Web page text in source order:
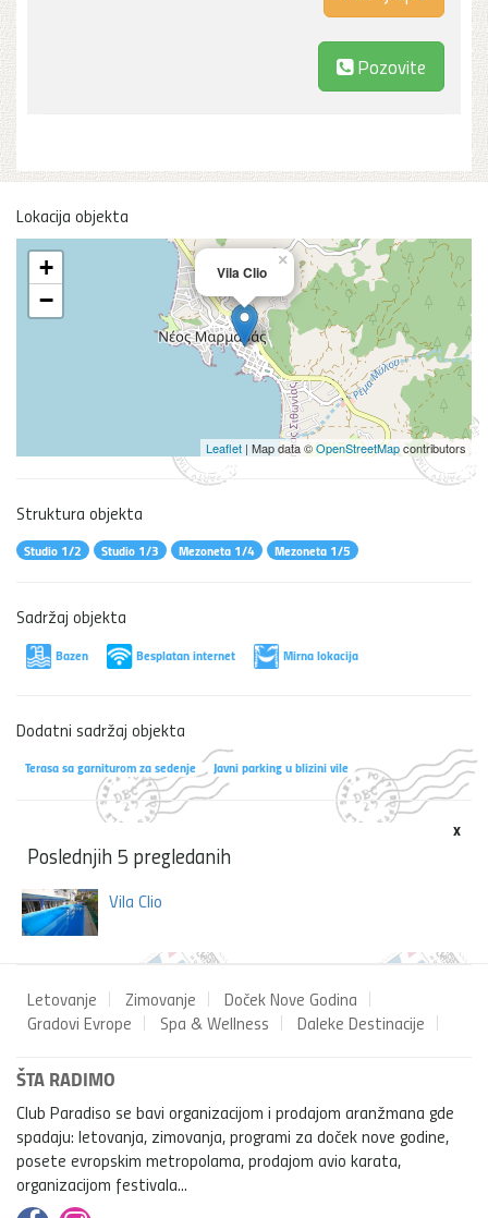
Pozovite
Lokacija objekta
Vila Clio
×
+
−
Leaflet | Map data ©OpenStreetMapcontributors
Struktura objekta
Studio 1/2 Studio 1/3 Mezoneta 1/4 Mezoneta 1/5
Sadržaj objekta
Bazen Besplatan internet Mirna lokacija
Dodatni sadržaj objekta
Terasa sa garniturom za sedenje Javni parking u blizini vile
x
Poslednjih 5 pregledanih
Vila Clio
Letovanje Zimovanje
Doček Nove Godina
Gradovi Evrope
Spa & Wellness Daleke Destinacije
ŠTA RADIMO
Club Paradiso se bavi organizacijom i prodajom aranžmana gde
spadaju: letovanja, zimovanja, programi za doček nove godine,
posete evropskim metropolama, prodajom avio karata,
organizacijom festivala...